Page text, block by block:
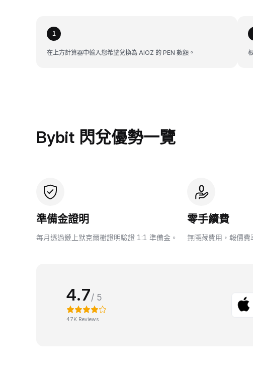
1
在上方計算器中輸入您希望兌換為 AIOZ 的 PEN 數額。
Bybit 閃兌優勢一覽
準備金證明
每月透過鏈上默克爾樹證明驗證 1:1 準備金。
零手續費
無隱藏費用，報價費
4.7/ 5
47K Reviews